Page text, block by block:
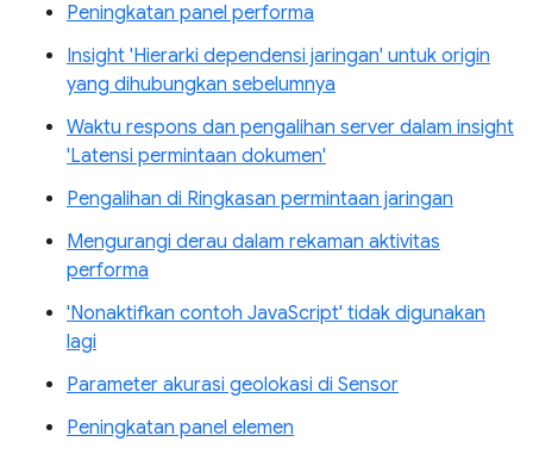
Peningkatan panel performa
Insight 'Hierarki dependensi jaringan' untuk origin
yang dihubungkan sebelumnya
Waktu respons dan pengalihan server dalam insight
'Latensi permintaan dokumen'
Pengalihan di Ringkasan permintaan jaringan
Mengurangi derau dalam rekaman aktivitas
performa
'Nonaktifkan contoh JavaScript' tidak digunakan
lagi
Parameter akurasi geolokasi di Sensor
Peningkatan panel elemen